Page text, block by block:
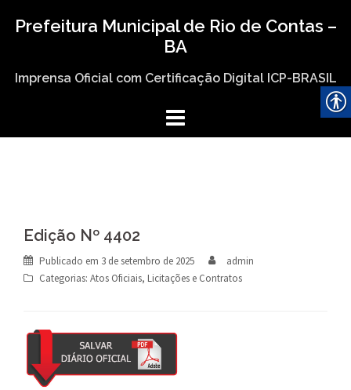
Prefeitura Municipal de Rio de Contas –
BA
Imprensa Oficial com Certificação Digital ICP-BRASIL
Edição Nº 4402
Publicado em 3 de setembro de 2025
admin
Categorias: Atos Oficiais, Licitações e Contratos